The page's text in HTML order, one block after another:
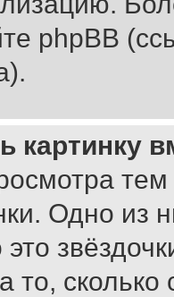
phpBB
картинку
Одно из
то,